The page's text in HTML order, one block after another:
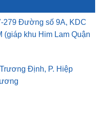
Bình Dương và các